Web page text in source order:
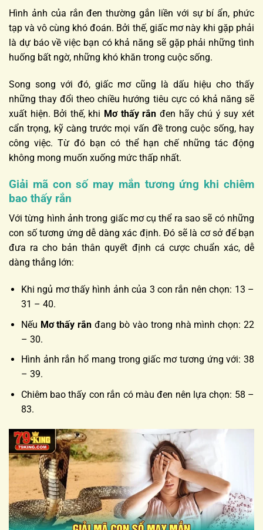
Hình ảnh của rắn đen thường gắn liền với sự bí ẩn, phức
tạp và vô cùng khó đoán. Bởi thế, giấc mơ này khi gặp phải
là dự báo về việc bạn có khả năng sẽ gặp phải những tình
huống bất ngờ, những khó khăn trong cuộc sống.
Song song với đó, giấc mơ cũng là dấu hiệu cho thấy
những thay đổi theo chiều hướng tiêu cực có khả năng sẽ
xuất hiện. Bởi thế, khi Mơ thấy rắn đen hãy chú ý suy xét
cẩn trọng, kỹ càng trước mọi vấn đề trong cuộc sống, hay
công việc. Từ đó bạn có thể hạn chế những tác động
không mong muốn xuống mức thấp nhất.
Giải mã con số may mắn tương ứng khi chiêm
bao thấy rắn
Với từng hình ảnh trong giấc mơ cụ thể ra sao sẽ có những
con số tương ứng dễ dàng xác định. Đó sẽ là cơ sở để bạn
đưa ra cho bản thân quyết định cá cược chuẩn xác, dễ
dàng thắng lớn:
Khi ngủ mơ thấy hình ảnh của 3 con rắn nên chọn: 13 –
31 – 40.
Nếu Mơ thấy rắn đang bò vào trong nhà mình chọn: 22
– 30.
Hình ảnh rắn hổ mang trong giấc mơ tương ứng với: 38
– 39.
Chiêm bao thấy con rắn có màu đen nên lựa chọn: 58 –
83.